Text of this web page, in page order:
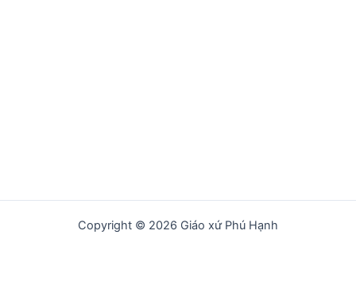
Copyright © 2026 Giáo xứ Phú Hạnh